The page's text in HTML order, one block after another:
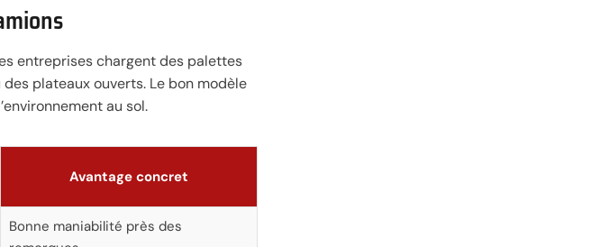
entreprises chargent des palettes
plateaux ouverts. Le bon modèle
au sol.
Avantage concret
Bonne maniabilité près des